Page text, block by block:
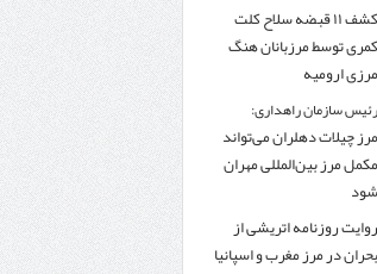
کشف ۱۱ قبضه سلاح کلت
کمری توسط مرزبانان هنگ
مرزی ارومیه
رئیس سازمان راهداری:
مرز چیلات دهلران می‌تواند
مکمل مرز بین‌المللی مهران
شود
روایت روزنامه اتریشی از
بحران در مرز مغرب و اسپانیا